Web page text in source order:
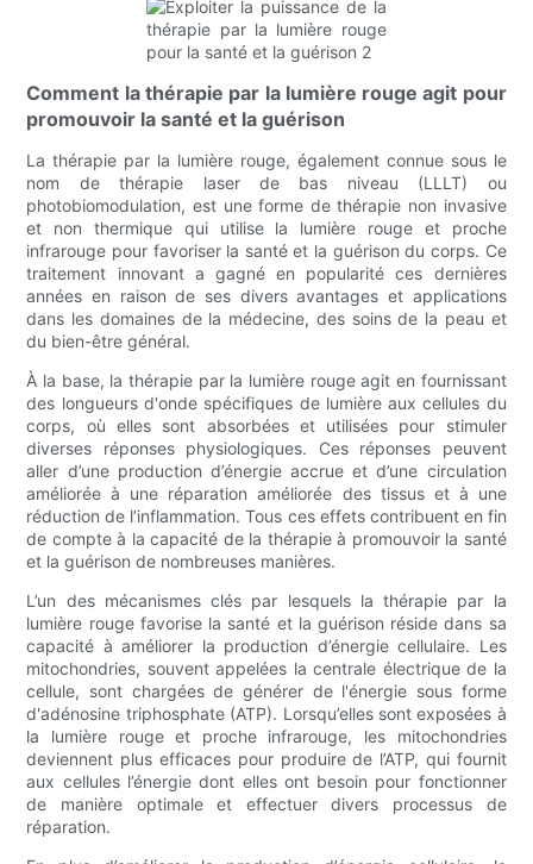
Comment la thérapie par la lumière rouge agit pour
promouvoir la santé et la guérison
La thérapie par la lumière rouge, également connue sous le
nom de thérapie laser de bas niveau (LLLT) ou
photobiomodulation, est une forme de thérapie non invasive
et non thermique qui utilise la lumière rouge et proche
infrarouge pour favoriser la santé et la guérison du corps. Ce
traitement innovant a gagné en popularité ces dernières
années en raison de ses divers avantages et applications
dans les domaines de la médecine, des soins de la peau et
du bien-être général.
À la base, la thérapie par la lumière rouge agit en fournissant
des longueurs d'onde spécifiques de lumière aux cellules du
corps, où elles sont absorbées et utilisées pour stimuler
diverses réponses physiologiques. Ces réponses peuvent
aller d’une production d’énergie accrue et d’une circulation
améliorée à une réparation améliorée des tissus et à une
réduction de l’inflammation. Tous ces effets contribuent en fin
de compte à la capacité de la thérapie à promouvoir la santé
et la guérison de nombreuses manières.
L’un des mécanismes clés par lesquels la thérapie par la
lumière rouge favorise la santé et la guérison réside dans sa
capacité à améliorer la production d’énergie cellulaire. Les
mitochondries, souvent appelées la centrale électrique de la
cellule, sont chargées de générer de l'énergie sous forme
d'adénosine triphosphate (ATP). Lorsqu’elles sont exposées à
la lumière rouge et proche infrarouge, les mitochondries
deviennent plus efficaces pour produire de l’ATP, qui fournit
aux cellules l’énergie dont elles ont besoin pour fonctionner
de manière optimale et effectuer divers processus de
réparation.